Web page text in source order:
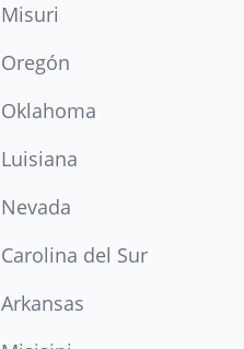
Misuri
Oregón
Oklahoma
Luisiana
Nevada
Carolina del Sur
Arkansas